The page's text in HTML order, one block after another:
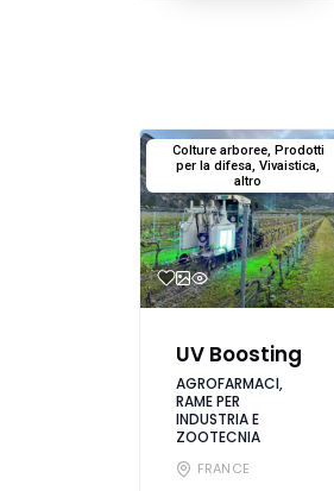
Colture arboree, Prodotti
per la difesa, Vivaistica,
altro
UV Boosting
AGROFARMACI,
RAME PER
INDUSTRIA E
ZOOTECNIA
FRANCE